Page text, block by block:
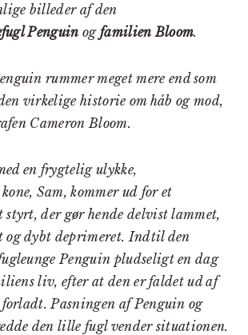
billeder af den
Penguin og familien Bloom.
rummer meget mere end som
virkelige historie om håb og mod,
Cameron Bloom.
en frygtelig ulykke,
Sam, kommer ud for et
styrt, der gør hende delvist lammet,
og dybt deprimeret. Indtil den
Penguin pludseligt en dag
liv, efter at den er faldet ud af
forladt. Pasningen af Penguin og
den lille fugl vender situationen.